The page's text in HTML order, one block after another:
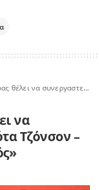
την Ντακότα Τζόνσον – «Είναι πολύ καλή ηθοποιός»
να
Τζόνσον –